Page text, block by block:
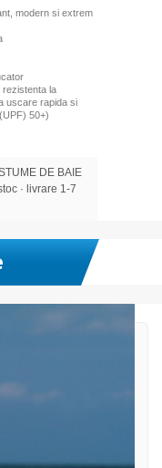
modern si extrem
rezistenta la
uscare rapida si
50+)
DE BAIE
· livrare 1-7